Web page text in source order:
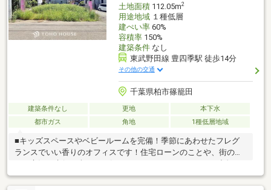
土地面積112.05m2
用途地域１種低層
建ぺい率60%
容積率150%
建築条件なし
東武野田線 豊四季駅 徒歩14分
その他の交通
千葉県柏市篠籠田
建築条件なし 更地
本下水
都市ガス
角地 1種低層地域
■キッズスペースやベビールームを完備！季節にあわせたフレグ
ランスでいい香りのオフィスです！住宅ローンのことや、街のこ
FP相談【未来カレンダー】住宅購入の資金計画は未来を見据えて
立てなければいけません。漠然とした不安や悩みを『見える化』